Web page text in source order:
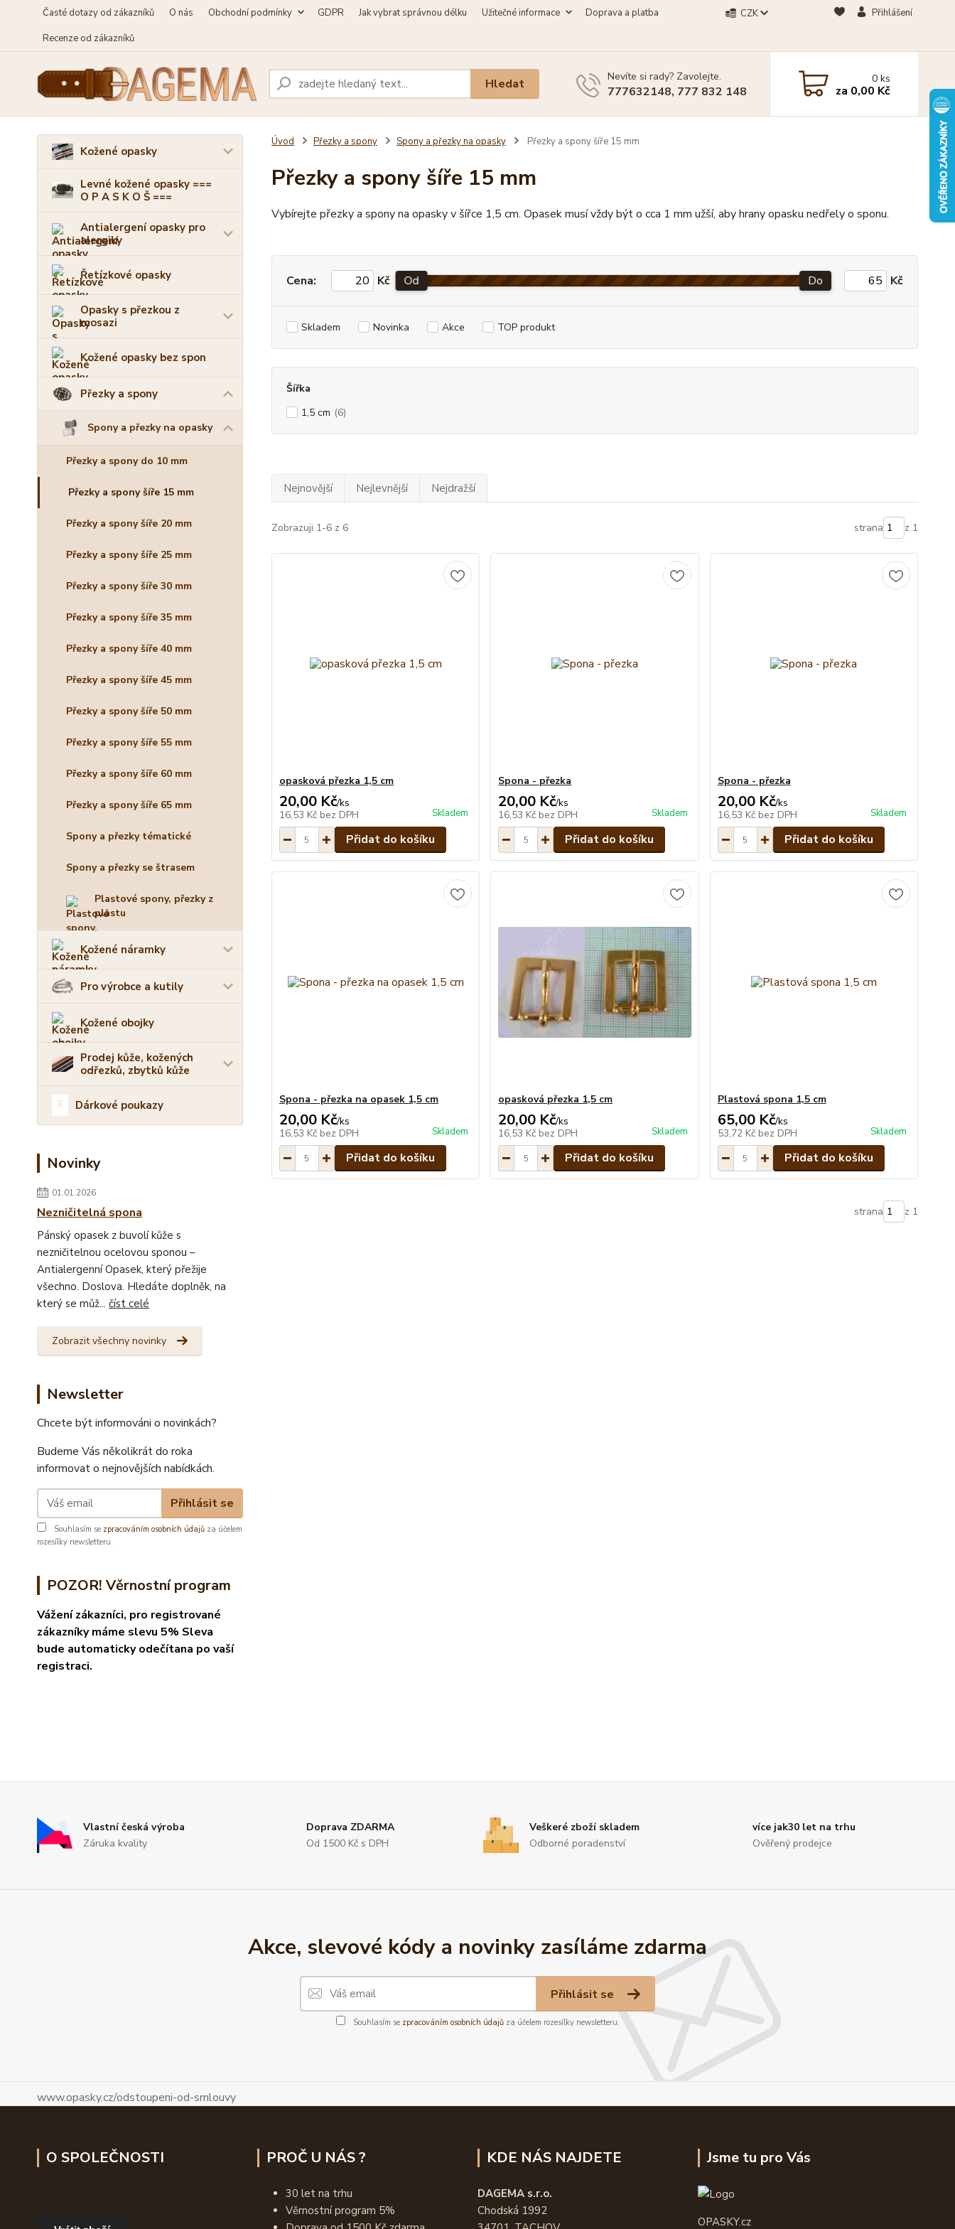
Časté dotazy od zákazníků O nás Obchodní podmínky GDPR Jak vybrat správnou délku Užitečné informace
Doprava a platba
Recenze od zákazníků
CZK Přihlášení
Hledat Nevíte si rady? Zavolejte.
777632148, 777 832 148
0ks
za 0,00 Kč
Kožené opasky
Levné kožené opasky ===
O P A S K O Š ===
Antialergení opasky pro
alergiky
Řetízkové opasky
Opasky s přezkou z
mosazi
Kožené opasky bez spon
Přezky a spony
Spony a přezky na opasky
Přezky a spony do 10 mm
Přezky a spony šíře 15 mm
Přezky a spony šíře 20 mm
Přezky a spony šíře 25 mm
Přezky a spony šíře 30 mm
Přezky a spony šíře 35 mm
Přezky a spony šíře 40 mm
Přezky a spony šíře 45 mm
Přezky a spony šíře 50 mm
Přezky a spony šíře 55 mm
Přezky a spony šíře 60 mm
Přezky a spony šíře 65 mm
Spony a přezky tématické
Spony a přezky se štrasem
Plastové spony, přezky z
plastu
Kožené náramky
Pro výrobce a kutily
Kožené obojky
Prodej kůže, kožených
odřezků, zbytků kůže
Dárkové poukazy
Novinky
01.01.2026
Nezničitelná spona
Pánský opasek z buvolí kůže s
nezničitelnou ocelovou sponou –
Antialergenní Opasek, který přežije
všechno. Doslova. Hledáte doplněk, na
který se můž... číst celé
Zobrazit všechny novinky
Newsletter
Chcete být informováni o novinkách?
Budeme Vás několikrát do roka
informovat o nejnovějších nabídkách.
Přihlásit se
Souhlasím se zpracováním osobních údajů za účelem
rozesílky newsletteru.
POZOR! Věrnostní program
Vážení zákazníci, pro registrované
zákazníky máme slevu 5% Sleva
bude automaticky odečítana po vaší
registraci.
Úvod Přezky a spony Spony a přezky na opasky Přezky a spony šíře 15 mm
Přezky a spony šíře 15 mm
Vybírejte přezky a spony na opasky v šířce 1,5 cm. Opasek musí vždy být o cca 1 mm užší, aby hrany opasku nedřely o sponu.
Cena: Kč Od Do Kč
Skladem Novinka Akce TOP produkt
Šířka
1,5 cm (6)
Nejnovější Nejlevnější Nejdražší
Zobrazuji 1-6 z 6 strana z 1
opasková přezka 1,5 cm
20,00 Kč/ks
16,53 Kč bez DPH Skladem
Přidat do košíku
Spona - přezka
20,00 Kč/ks
16,53 Kč bez DPH Skladem
Přidat do košíku
Spona - přezka
20,00 Kč/ks
16,53 Kč bez DPH Skladem
Přidat do košíku
Spona - přezka na opasek 1,5 cm
20,00 Kč/ks
16,53 Kč bez DPH Skladem
Přidat do košíku
opasková přezka 1,5 cm
20,00 Kč/ks
16,53 Kč bez DPH Skladem
Přidat do košíku
Plastová spona 1,5 cm
65,00 Kč/ks
53,72 Kč bez DPH Skladem
Přidat do košíku
strana z 1
Vlastní česká výroba
Záruka kvality
Doprava ZDARMA
Od 1500 Kč s DPH
Veškeré zboží skladem
Odborné poradenství
více jak30 let na trhu
Ověřený prodejce
Akce, slevové kódy a novinky zasíláme zdarma
Přihlásit se
Souhlasím se zpracováním osobních údajůza účelem rozesílky newsletteru.
www.opasky.cz/odstoupeni-od-smlouvy
O SPOLEČNOSTI PROČ U NÁS ?
30 let na trhu
Věrnostní program 5%
KDE NÁS NAJDETE
DAGEMA s.r.o.
Chodská 1992
Jsme tu pro Vás
OPASKY.cz